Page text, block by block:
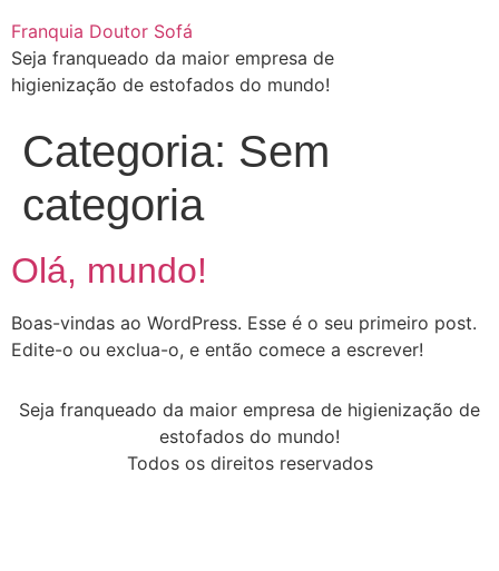
Franquia Doutor Sofá
Seja franqueado da maior empresa de
higienização de estofados do mundo!
Categoria: Sem
categoria
Olá, mundo!
Boas-vindas ao WordPress. Esse é o seu primeiro post.
Edite-o ou exclua-o, e então comece a escrever!
Seja franqueado da maior empresa de higienização de
estofados do mundo!
Todos os direitos reservados